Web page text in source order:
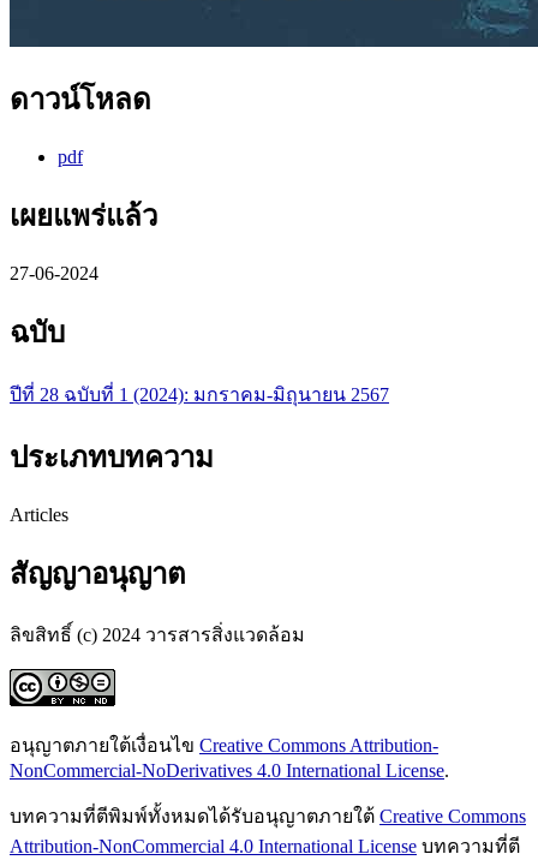
ดาวน์โหลด
pdf
เผยแพร่แล้ว
27-06-2024
ฉบับ
ปีที่ 28 ฉบับที่ 1 (2024): มกราคม-มิถุนายน 2567
ประเภทบทความ
Articles
สัญญาอนุญาต
ลิขสิทธิ์ (c) 2024 วารสารสิ่งแวดล้อม
อนุญาตภายใต้เงื่อนไข Creative Commons Attribution-
NonCommercial-NoDerivatives 4.0 International License.
บทความที่ตีพิมพ์ทั้งหมดได้รับอนุญาตภายใต้ Creative Commons
Attribution-NonCommercial 4.0 International License บทความที่ตี